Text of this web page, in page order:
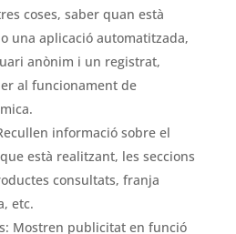
coses, saber quan està
una aplicació automatitzada,
anònim i un registrat,
al funcionament de
informació sobre el
està realitzant, les seccions
consultats, franja
etc.
Mostren publicitat en funció